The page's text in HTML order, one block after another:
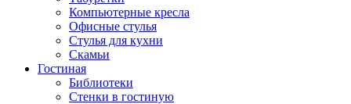
Компьютерные кресла
Офисные стулья
Стулья для кухни
Скамьи
Гостиная
Библиотеки
Стенки в гостиную